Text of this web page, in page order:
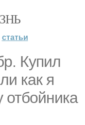
статьи
Купил
как я
отбойника